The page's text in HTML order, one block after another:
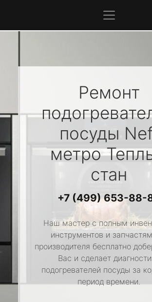
Ремонт
посуды
метро
стан
+7 (499) 653-88-
Наш мастер с полным
инструментов и
производителя бесплатно
Вас и сделает
подогревателей посуды за
период времени.